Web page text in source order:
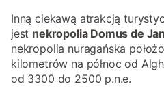
Inną ciekawą atrakcją
jest nekropolia Domus de
nekropolia nuragańska
kilometrów na północ od
od 3300 do 2500 p.n.e.